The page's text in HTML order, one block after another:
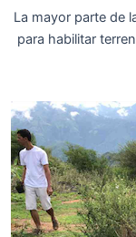
La mayor parte de
para habilitar